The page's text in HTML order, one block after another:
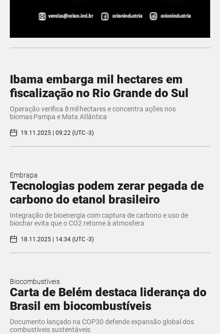
Ibama embarga mil hectares em
fiscalização no Rio Grande do Sul
Operação verifica 8 mil hectares e concentra ações nos
biomas Pampa e Mata Atlântica
19.11.2025 | 09:22 (UTC -3)
Embrapa
Tecnologias podem zerar pegada de
carbono do etanol brasileiro
Integração de bioenergia com captura de carbono e uso de
biochar evita que o CO2 retorne à atmosfera
18.11.2025 | 14:34 (UTC -3)
Biocombustíveis
Carta de Belém destaca liderança do
Brasil em biocombustíveis
Documento lançado na COP30 defende expansão global dos
combustíveis sustentáveis